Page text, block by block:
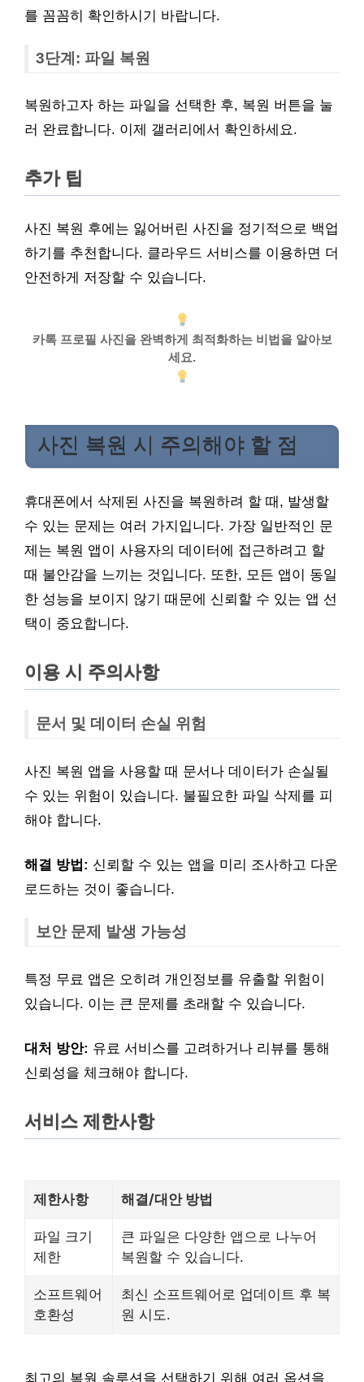
를 꼼꼼히 확인하시기 바랍니다.
3단계: 파일 복원
복원하고자 하는 파일을 선택한 후, 복원 버튼을 눌
러 완료합니다. 이제 갤러리에서 확인하세요.
추가 팁
사진 복원 후에는 잃어버린 사진을 정기적으로 백업
하기를 추천합니다. 클라우드 서비스를 이용하면 더
안전하게 저장할 수 있습니다.
카톡 프로필 사진을 완벽하게 최적화하는 비법을 알아보
세요.
사진 복원 시 주의해야 할 점
휴대폰에서 삭제된 사진을 복원하려 할 때, 발생할
수 있는 문제는 여러 가지입니다. 가장 일반적인 문
제는 복원 앱이 사용자의 데이터에 접근하려고 할
때 불안감을 느끼는 것입니다. 또한, 모든 앱이 동일
한 성능을 보이지 않기 때문에 신뢰할 수 있는 앱 선
택이 중요합니다.
이용 시 주의사항
문서 및 데이터 손실 위험
사진 복원 앱을 사용할 때 문서나 데이터가 손실될
수 있는 위험이 있습니다. 불필요한 파일 삭제를 피
해야 합니다.
해결 방법: 신뢰할 수 있는 앱을 미리 조사하고 다운
로드하는 것이 좋습니다.
보안 문제 발생 가능성
특정 무료 앱은 오히려 개인정보를 유출할 위험이
있습니다. 이는 큰 문제를 초래할 수 있습니다.
대처 방안: 유료 서비스를 고려하거나 리뷰를 통해
신뢰성을 체크해야 합니다.
서비스 제한사항
제한사항 해결/대안 방법
파일 크기
제한
큰 파일은 다양한 앱으로 나누어
복원할 수 있습니다.
소프트웨어
호환성
최신 소프트웨어로 업데이트 후 복
원 시도.
최고의 복원 솔루션을 선택하기 위해 여러 옵션을